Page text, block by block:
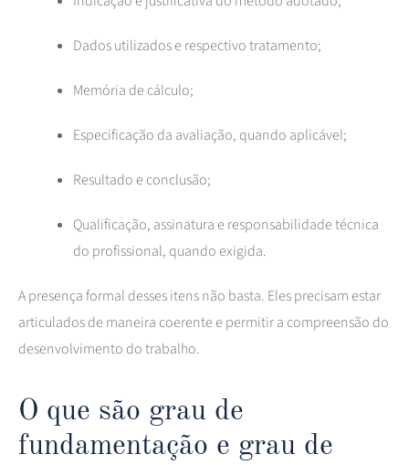
Dados utilizados e respectivo tratamento;
Memória de cálculo;
Especificação da avaliação, quando aplicável;
Resultado e conclusão;
Qualificação, assinatura e responsabilidade técnica
do profissional, quando exigida.
A presença formal desses itens não basta. Eles precisam estar
articulados de maneira coerente e permitir a compreensão do
desenvolvimento do trabalho.
O que são grau de
fundamentação e grau de